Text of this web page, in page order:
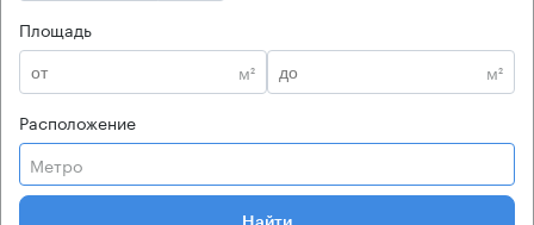
Площадь
м²
м²
Расположение
Метро